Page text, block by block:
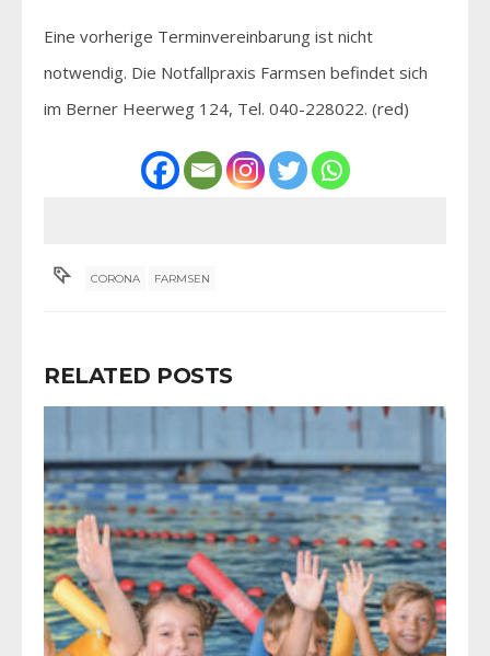
Eine vorherige Terminvereinbarung ist nicht
notwendig. Die Notfallpraxis Farmsen befindet sich
im Berner Heerweg 124, Tel. 040-228022. (red)
CORONA FARMSEN
RELATED POSTS